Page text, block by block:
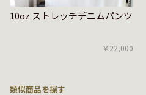
10oz ストレッチデニムパンツ
￥22,000
類似商品を探す